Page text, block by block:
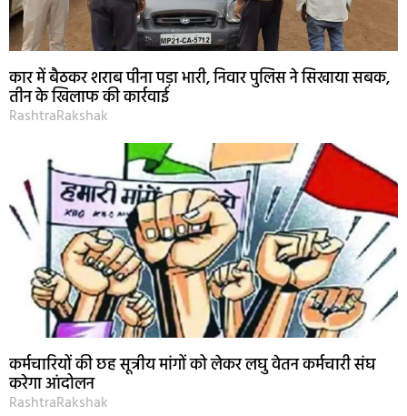
कार में बैठकर शराब पीना पड़ा भारी, निवार पुलिस ने सिखाया सबक,
तीन के खिलाफ की कार्रवाई
RashtraRakshak
कर्मचारियों की छह सूत्रीय मांगों को लेकर लघु वेतन कर्मचारी संघ
करेगा आंदोलन
RashtraRakshak